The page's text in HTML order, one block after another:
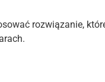
rozwiązanie,